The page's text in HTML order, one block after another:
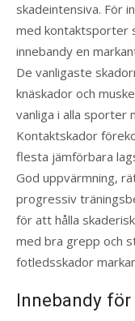
skadeintensiva. För
med kontaktsporter
innebandy en
De vanligaste
knäskador och
vanliga i alla sporter
Kontaktskador
flesta jämförbara
God uppvärmning,
progressiv
för att hålla
med bra grepp och
fotledsskador
Innebandy